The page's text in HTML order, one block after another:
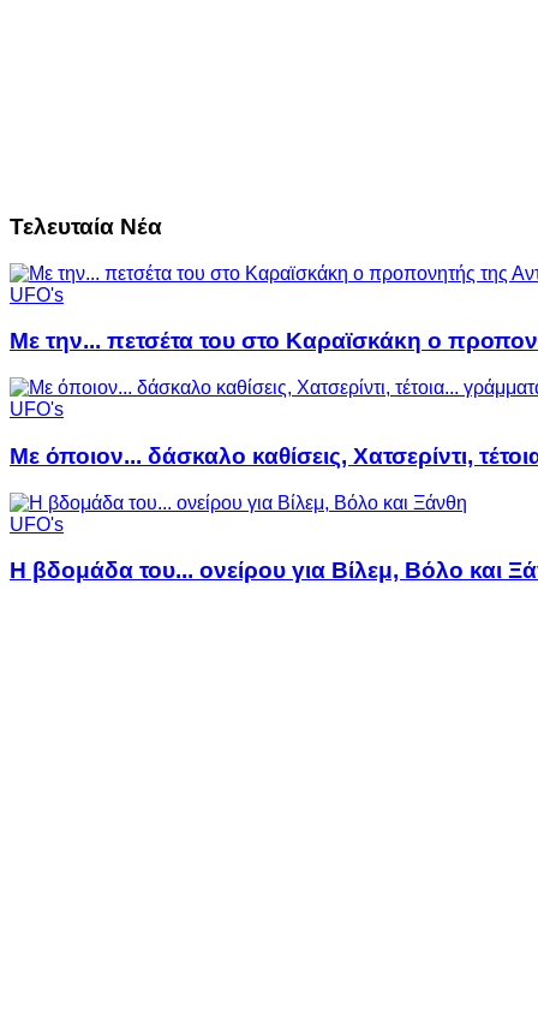
Τελευταία Νέα
UFO's
Με την... πετσέτα του στο Καραϊσκάκη ο
UFO's
Με όποιον... δάσκαλο καθίσεις, Χατσερίντι,
UFO's
Η βδομάδα του... ονείρου για Βίλεμ, Βόλο και